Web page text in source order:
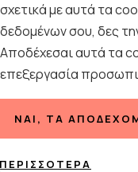
Ταξινόμηση
σχετικά με αυτά τα
δεδομένων σου, δες
Αποδέχεσαι αυτά τα
επεξεργασία
ΝΑΙ, ΤΑ
ΠΕΡΙΣΣΌΤΕΡΑ